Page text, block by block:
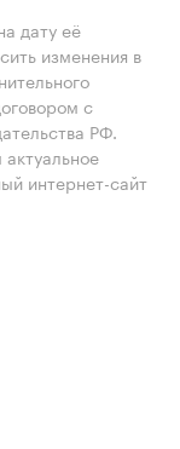
дату её
изменения в
с
РФ.
интернет-сайт